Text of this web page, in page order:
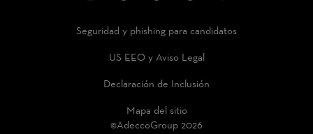
Seguridad y phishing para candidatos
US EEO y Aviso Legal
Declaración de Inclusión
Mapa del sitio
©AdeccoGroup 2026